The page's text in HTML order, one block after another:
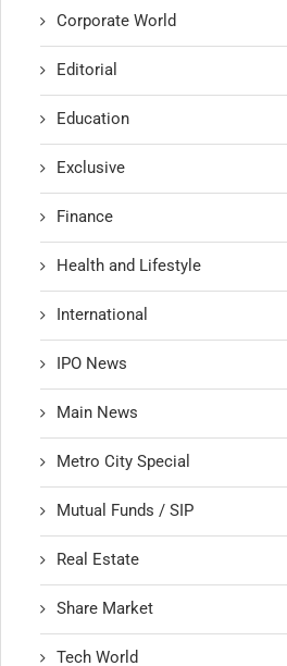
Corporate World
Editorial
Education
Exclusive
Finance
Health and Lifestyle
International
IPO News
Main News
Metro City Special
Mutual Funds / SIP
Real Estate
Share Market
Tech World